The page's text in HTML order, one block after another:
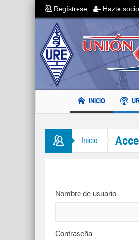
Regístrese Hazte
INICIO
Inicio
Nombre de usuario
Contraseña